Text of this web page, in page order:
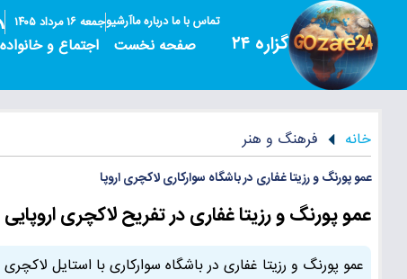
گزاره ۲۴
تماس با مادرباره ماآرشیوجمعه ۱۶ مرداد ۱۴۰۵
صفحه نخست اجتماع و خانواده
خانه فرهنگ و هنر
عمو پورنگ و رزیتا غفاری در باشگاه سوارکاری لاکچری اروپا
عمو پورنگ و رزیتا غفاری در تفریح لاکچری
عمو پورنگ و رزیتا غفاری در باشگاه سوارکاری با استایل